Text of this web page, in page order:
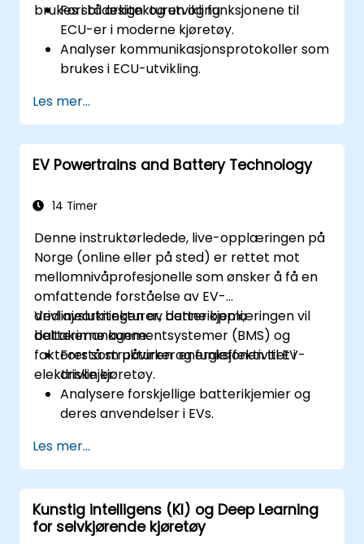
brukes i bildesign. og utvikling.
Forstå arkitekturen og funksjonene til
ECU-er i moderne kjøretøy.
Analyser kommunikasjonsprotokoller som
brukes i ECU-utvikling.
teoretiske applikasjoner.
Bruk modellbaserte utviklingsprinsipper
på ECU-design.
Les mer...
EV Powertrains and Battery Technology
14 Timer
Denne instruktørledede, live-opplæringen på
Norge (online eller på sted) er rettet mot
mellomnivåprofesjonelle som ønsker å få en
omfattende forståelse av EV-
drivlinjearkitekturer, batterikjemi,
batterimanagementsystemer (BMS) og
faktorer som påvirker energieffektivitet i
elektriske kjøretøy.
Ved avslutningen av denne opplæringen vil
deltakerne kunne:
Forstå strukturen og funksjonen til EV-
drivlinjer.
Analysere forskjellige batterikjemier og
deres anvendelser i EVs.
batterimanagementteknikker for å
forbedre ytelse og sikkerhet.
Vurdere energieffektivitet i forskjellige
EV-konfigurasjoner.
Les mer...
Kunstig intelligens (KI) og Deep Learning
for selvkjørende kjøretøy